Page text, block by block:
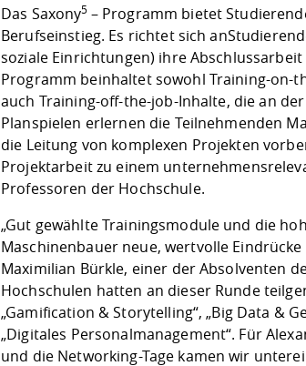
Das Saxony5 – Programm bietet
Berufseinstieg. Es richtet sich an
soziale Einrichtungen) ihre
Programm beinhaltet sowohl Training-on-
auch Training-off-the-job-Inhalte, die an
Planspielen erlernen die Teilnehmenden
die Leitung von komplexen Projekten
Projektarbeit zu einem
Professoren der Hochschule.
„Gut gewählte Trainingsmodule und die
Maschinenbauer neue, wertvolle
Maximilian Bürkle, einer der Absolventen
Hochschulen hatten an dieser Runde
„Gamification & Storytelling“, „Big Data &
„Digitales Personalmanagement“. Für
und die Networking-Tage kamen wir